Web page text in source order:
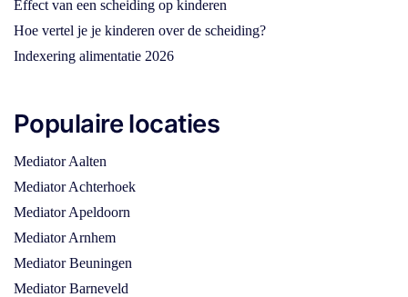
Effect van een scheiding op kinderen
Hoe vertel je je kinderen over de scheiding?
Indexering alimentatie 2026
Populaire locaties
Mediator Aalten
Mediator Achterhoek
Mediator Apeldoorn
Mediator Arnhem
Mediator Beuningen
Mediator Barneveld